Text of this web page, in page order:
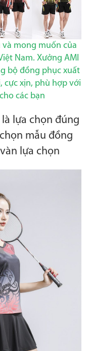
và mong muốn của
Nam. Xưởng AMI
bộ đồng phục xuất
cực xịn, phù hợp với
các bạn
lựa chọn đúng
mẫu đồng
lựa chọn